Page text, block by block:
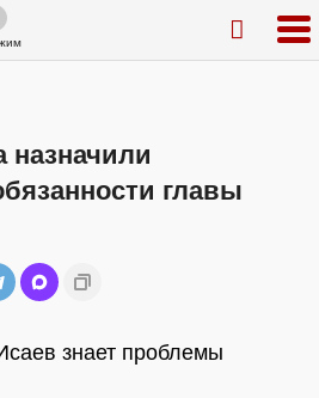
назначили
главы
знает проблемы